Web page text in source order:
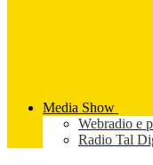
Media Show
Webradio e
Radio Tal